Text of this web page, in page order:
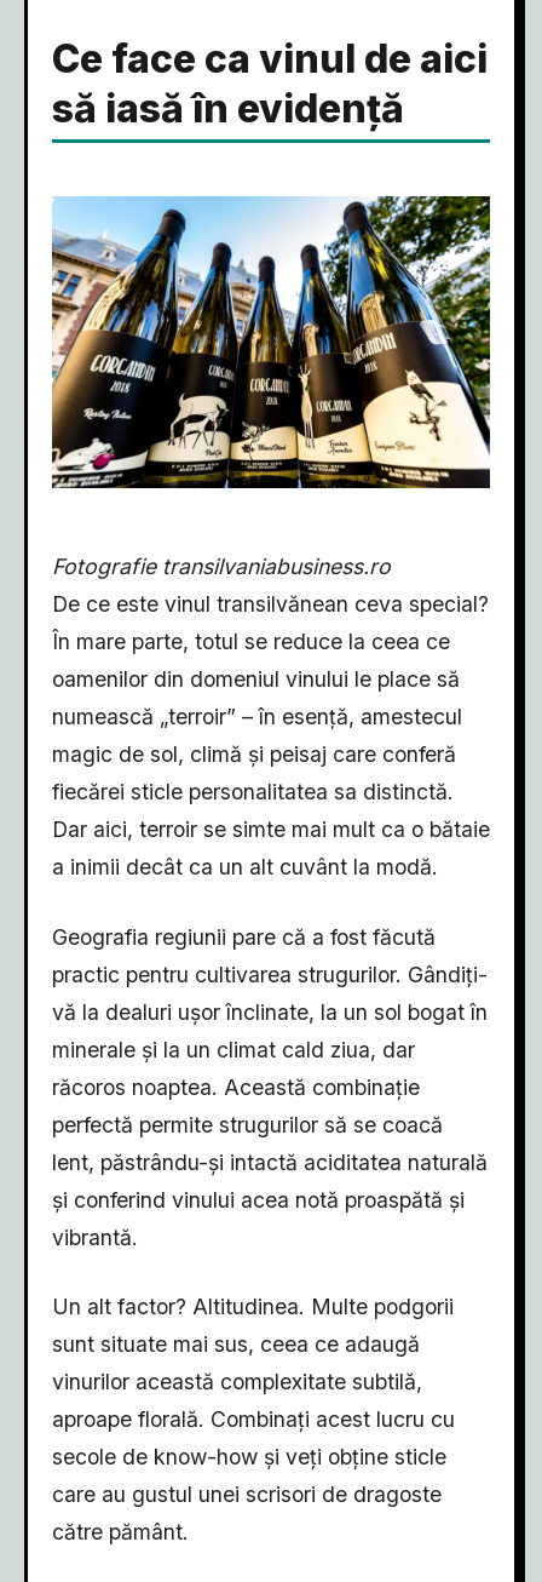
Ce face ca vinul de aici
să iasă în evidență
Fotografie transilvaniabusiness.ro
De ce este vinul transilvănean ceva special?
În mare parte, totul se reduce la ceea ce
oamenilor din domeniul vinului le place să
numească „terroir” – în esență, amestecul
magic de sol, climă și peisaj care conferă
fiecărei sticle personalitatea sa distinctă.
Dar aici, terroir se simte mai mult ca o bătaie
a inimii decât ca un alt cuvânt la modă.
Geografia regiunii pare că a fost făcută
practic pentru cultivarea strugurilor. Gândiți-
vă la dealuri ușor înclinate, la un sol bogat în
minerale și la un climat cald ziua, dar
răcoros noaptea. Această combinație
perfectă permite strugurilor să se coacă
lent, păstrându-și intactă aciditatea naturală
și conferind vinului acea notă proaspătă și
vibrantă.
Un alt factor? Altitudinea. Multe podgorii
sunt situate mai sus, ceea ce adaugă
vinurilor această complexitate subtilă,
aproape florală. Combinați acest lucru cu
secole de know-how și veți obține sticle
care au gustul unei scrisori de dragoste
către pământ.